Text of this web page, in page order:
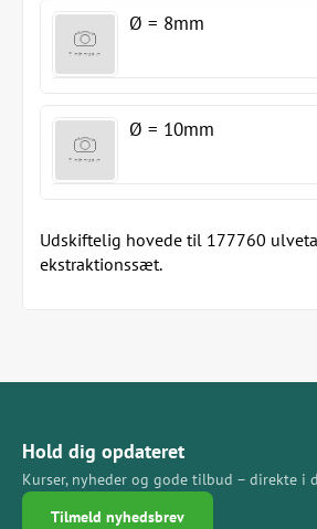
Ø = 8mm
Ø = 10mm
Udskiftelig hovede til 177760
ekstraktionssæt.
Hold dig opdateret
Kurser, nyheder og gode tilbud – direkte i
Tilmeld nyhedsbrev